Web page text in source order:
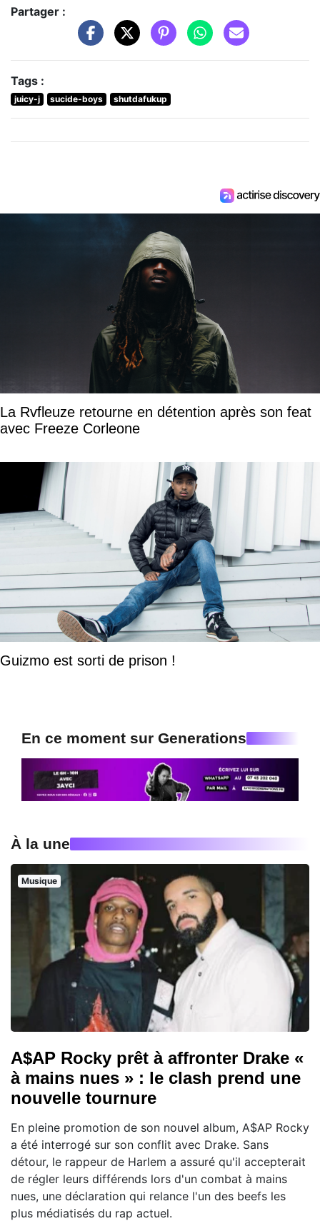
Partager :
Tags :
juicy-j sucide-boys shutdafukup
La Rvfleuze retourne en détention après son feat
avec Freeze Corleone
Guizmo est sorti de prison !
En ce moment sur Generations
À la une
Musique
A$AP Rocky prêt à affronter Drake «
à mains nues » : le clash prend une
nouvelle tournure
En pleine promotion de son nouvel album, A$AP Rocky
a été interrogé sur son conflit avec Drake. Sans
détour, le rappeur de Harlem a assuré qu'il accepterait
de régler leurs différends lors d'un combat à mains
nues, une déclaration qui relance l'un des beefs les
plus médiatisés du rap actuel.